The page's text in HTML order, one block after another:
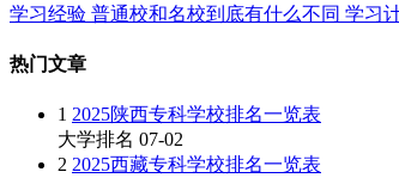
学习经验 普通校和名校到底有什么不同 学习
热门文章
1 2025陕西专科学校排名一览表
大学排名 07-02
2 2025西藏专科学校排名一览表